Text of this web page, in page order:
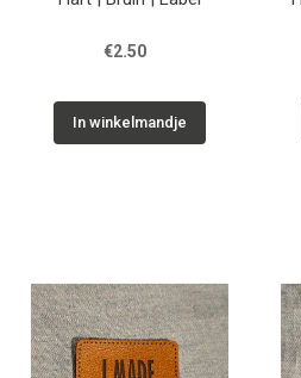
€2.50
In winkelmandje